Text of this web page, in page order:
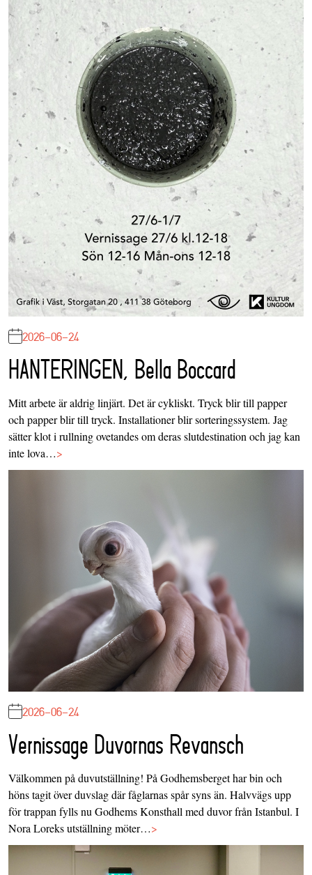
2026-06-24
HANTERINGEN, Bella Boccard
Mitt arbete är aldrig linjärt. Det är cykliskt. Tryck blir till papper
och papper blir till tryck. Installationer blir sorteringssystem. Jag
sätter klot i rullning ovetandes om deras slutdestination och jag kan
inte lova…>
2026-06-24
Vernissage Duvornas Revansch
Välkommen på duvutställning! På Godhemsberget har bin och
höns tagit över duvslag där fåglarnas spår syns än. Halvvägs upp
för trappan fylls nu Godhems Konsthall med duvor från Istanbul. I
Nora Loreks utställning möter…>